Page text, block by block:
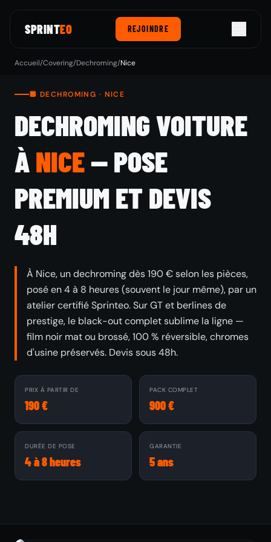
SPRINTEO REJOINDRE
Accueil/Covering/Dechroming/Nice
🔲 DECHROMING · NICE
DECHROMING VOITURE
ÀNICE— POSE
PREMIUM ET DEVIS
48H
À Nice, un dechroming dès 190 € selon les pièces,
posé en 4 à 8 heures (souvent le jour même), par un
atelier certifié Sprinteo. Sur GT et berlines de
prestige, le black-out complet sublime la ligne —
film noir mat ou brossé, 100 % réversible, chromes
d'usine préservés. Devis sous 48h.
PRIX À PARTIR DE
190 €
PACK COMPLET
900 €
DURÉE DE POSE
4 à 8 heures
GARANTIE
5 ans